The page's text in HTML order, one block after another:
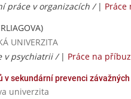
práce v organizacích / | Práce
UNIVERZITA
v psychiatrii / | Práce na
sekundární prevenci závažných
univerzita